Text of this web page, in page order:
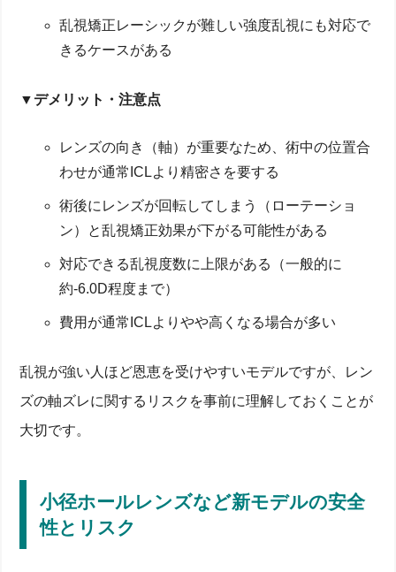
乱視矯正レーシックが難しい強度乱視にも対応で
きるケースがある
▼デメリット・注意点
レンズの向き（軸）が重要なため、術中の位置合
わせが通常ICLより精密さを要する
術後にレンズが回転してしまう（ローテーショ
ン）と乱視矯正効果が下がる可能性がある
対応できる乱視度数に上限がある（一般的に
約-6.0D程度まで）
費用が通常ICLよりやや高くなる場合が多い
乱視が強い人ほど恩恵を受けやすいモデルですが、レン
ズの軸ズレに関するリスクを事前に理解しておくことが
大切です。
小径ホールレンズなど新モデルの安全
性とリスク